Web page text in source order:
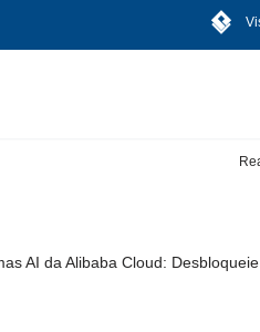
AI da Alibaba Cloud: